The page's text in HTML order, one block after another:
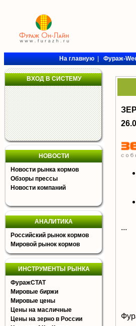
На главную|Фураж-
ВХОД В СИСТЕМУ
НОВОСТИ
Новости рынка кормов
Обзоры прессы
Новости компаний
АНАЛИТИКА
Российский рынок кормов
Мировой рынок кормов
ИНСТРУМЕНТЫ РЫНКА
ФуражСТАТ
Мировые биржи
Мировые цены
Цены на масличные
Цены на зерно в России
...